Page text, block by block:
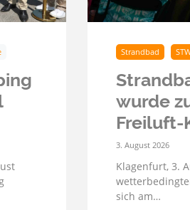
Strandbad
wurde
Freiluft-
3. August 2026
Klagenfurt, 3.
sich am…